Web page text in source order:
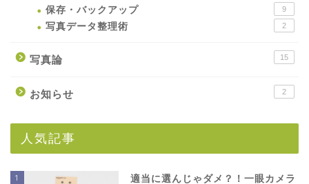
保存・バックアップ 9
写真データ整理術 2
写真論 15
お知らせ 2
人気記事
1
適当に選んじゃダメ？！一眼カメラ